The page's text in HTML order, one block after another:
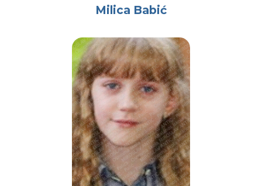
Milica Babić